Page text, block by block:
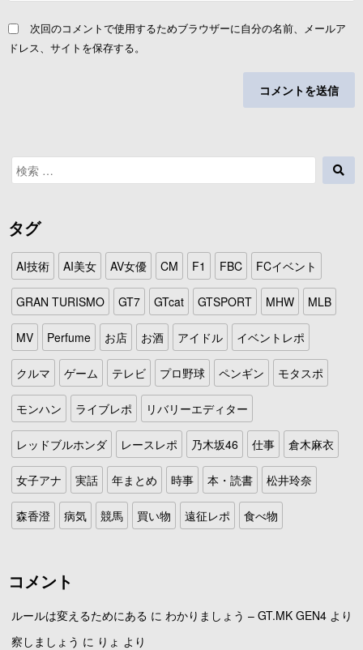
次回のコメントで使用するためブラウザーに自分の名前、メールア
ドレス、サイトを保存する。
検
索
索
タグ
AI技術 AI美女 AV女優 CM F1 FBC FCイベント
GRAN TURISMO GT7 GTcat GTSPORT MHW MLB
MV Perfume お店 お酒 アイドル イベントレポ
クルマ ゲーム テレビ プロ野球 ペンギン モタスポ
モンハン ライブレポ リバリーエディター
レッドブルホンダ レースレポ 乃木坂46 仕事 倉木麻衣
女子アナ 実話 年まとめ 時事 本・読書 松井玲奈
森香澄 病気 競馬 買い物 遠征レポ 食べ物
コメント
ルールは変えるためにある に わかりましょう – GT.MK GEN4 より
察しましょう に りょ より